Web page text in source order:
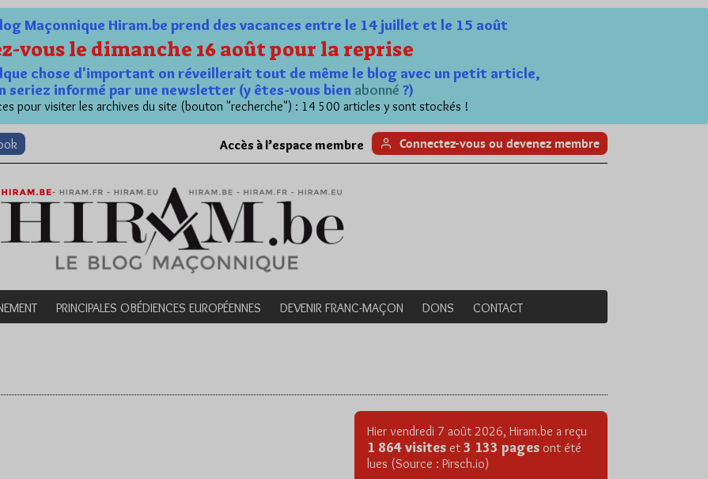
Maçonnique Hiram.be prend des vacances entre le 14 juillet et le 15 août
vous le dimanche 16 août pour la reprise
chose d'important on réveillerait tout de même le blog avec un petit article,
seriez informé par une newsletter (y êtes-vous bien abonné ?)
pour visiter les archives du site (bouton "recherche") : 14 500 articles y sont stockés !
Accès à l’espace membre Connectez-vous ou devenez membre
PRINCIPALES OBÉDIENCES EUROPÉENNES DEVENIR FRANC-MAÇON DONS CONTACT
Hier vendredi 7 août 2026, Hiram.be a reçu
1 864 visites et 3 133 pages ont été
lues (Source : Pirsch.io)